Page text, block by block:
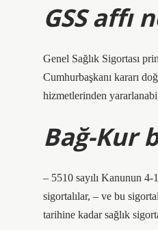
GSS affı
Genel Sağlık Sigortası
Cumhurbaşkanı kararı
hizmetlerinden
Bağ-Kur
– 5510 sayılı Kanunun 4-
sigortalılar, – ve bu
tarihine kadar sağlık